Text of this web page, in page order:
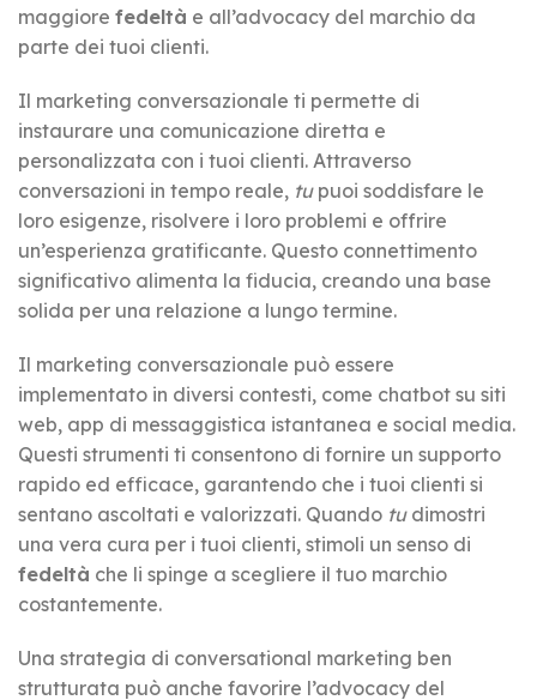
maggiore fedeltà e all’advocacy del marchio da
parte dei tuoi clienti.
Il marketing conversazionale ti permette di
instaurare una comunicazione diretta e
personalizzata con i tuoi clienti. Attraverso
conversazioni in tempo reale, tupuoi soddisfare le
loro esigenze, risolvere i loro problemi e offrire
un’esperienza gratificante. Questo connettimento
significativo alimenta la fiducia, creando una base
solida per una relazione a lungo termine.
Il marketing conversazionale può essere
implementato in diversi contesti, come chatbot su siti
web, app di messaggistica istantanea e social media.
Questi strumenti ti consentono di fornire un supporto
rapido ed efficace, garantendo che i tuoi clienti si
sentano ascoltati e valorizzati. Quando tudimostri
una vera cura per i tuoi clienti, stimoli un senso di
fedeltà che li spinge a scegliere il tuo marchio
costantemente.
Una strategia di conversational marketing ben
strutturata può anche favorire l’advocacy del